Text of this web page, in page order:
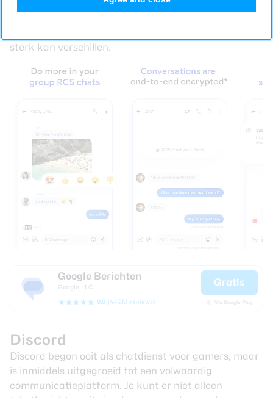
overstap bovendien eenvoudig. Het nadeel is dat niet
sterk kan verschillen.
Google Berichten
Google LLC
9.0 (44.2M reviews)
Gratis
Via Google Play
Discord
Discord begon ooit als chatdienst voor gamers, maar
is inmiddels uitgegroeid tot een volwaardig
communicatieplatform. Je kunt er niet alleen